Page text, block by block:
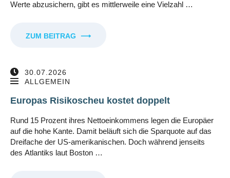
Werte abzusichern, gibt es mittlerweile eine Vielzahl …
ZUM BEITRAG ⟶
30.07.2026
ALLGEMEIN
Europas Risikoscheu kostet doppelt
Rund 15 Prozent ihres Nettoeinkommens legen die Europäer
auf die hohe Kante. Damit beläuft sich die Sparquote auf das
Dreifache der US-amerikanischen. Doch während jenseits
des Atlantiks laut Boston …